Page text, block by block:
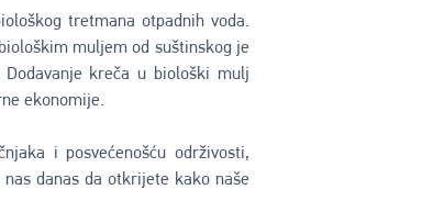
tretmana otpadnih voda.
muljem od suštinskog je
kreča u biološki mulj
ekonomije.
i posvećenošću održivosti,
danas da otkrijete kako naše